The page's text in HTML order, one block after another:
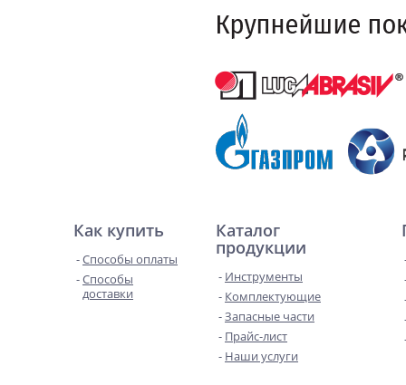
Как купить
Способы оплаты
Способы
доставки
Каталог
продукции
Инструменты
Комплектующие
Запасные части
Прайс-лист
Наши услуги